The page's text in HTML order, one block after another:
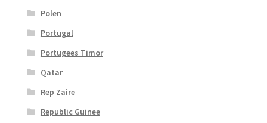
Polen
Portugal
Portugees Timor
Qatar
Rep Zaire
Republic Guinee